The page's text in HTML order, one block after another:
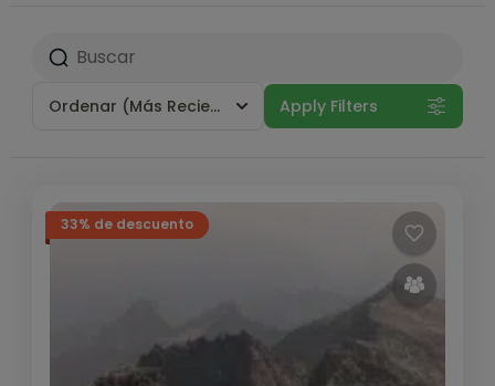
Ordenar (Más Reciente) Apply Filters
33% de descuento